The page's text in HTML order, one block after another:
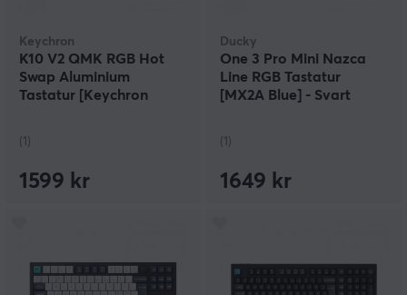
Keychron
K10 V2 QMK RGB Hot
Swap Aluminium
Tastatur [Keychron
(1)
1599 kr
Ducky
One 3 Pro Mini Nazca
Line RGB Tastatur
[MX2A Blue] - Svart
(1)
1649 kr